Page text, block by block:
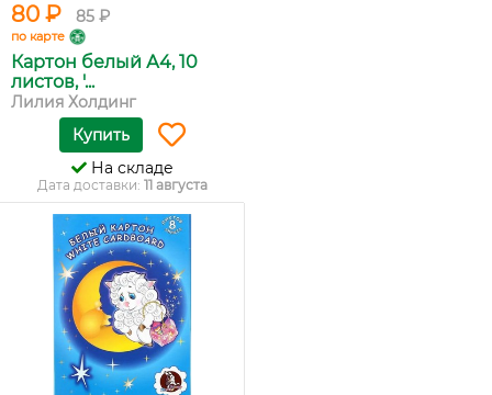
80 ₽ 85 ₽
по карте
Картон белый А4, 10
листов, '...
Лилия Холдинг
Купить
На складе
Дата доставки: 11 августа